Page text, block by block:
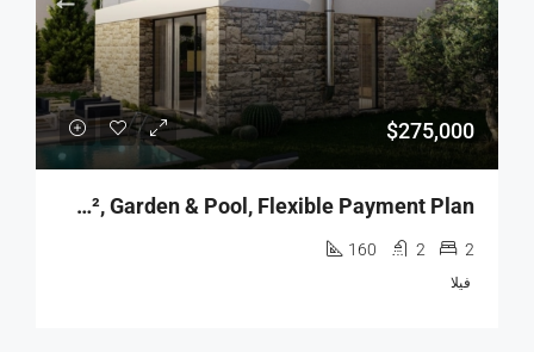
$275,000
R9-2928 Mini Villa For Sale In Batroun – 151 M², Garden & Pool, Flexible Payment Plan
2
2
160
فيلا